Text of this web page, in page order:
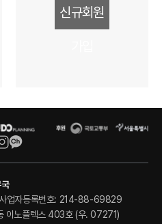
신규회원
사업자등록번호: 214-88-69829
이노플렉스 403호 (우. 07271)